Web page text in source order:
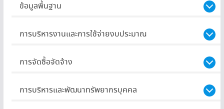
ข้อมูลพื้นฐาน
การบริหารงานและการใช้จ่ายงบประมาณ
การจัดซื้อจัดจ้าง
การบริหารและพัฒนาทรัพยากรบุคคล